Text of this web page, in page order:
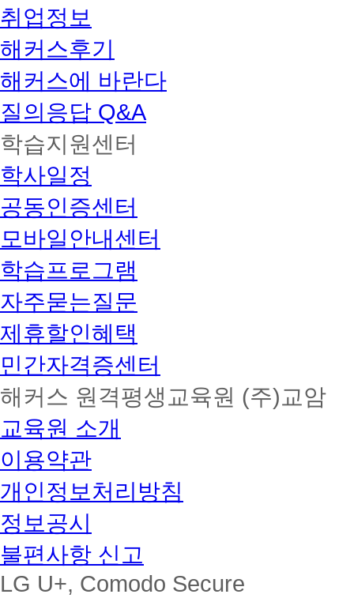
취업정보
해커스후기
해커스에 바란다
질의응답 Q&A
학습지원센터
학사일정
공동인증센터
모바일안내센터
학습프로그램
자주묻는질문
제휴할인혜택
민간자격증센터
해커스 원격평생교육원 (주)교암
교육원 소개
이용약관
개인정보처리방침
정보공시
불편사항 신고
LG U+, Comodo Secure